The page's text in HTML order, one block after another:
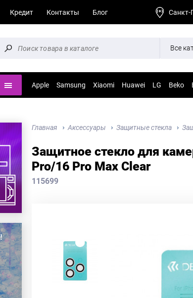
Кредит Контакты Блог Санкт-
Все
Apple Samsung Xiaomi Huawei LG Beko
Главная Аксессуары Защитные стекла
Защитное стекло для
Pro/16 Pro Max Clear
115699